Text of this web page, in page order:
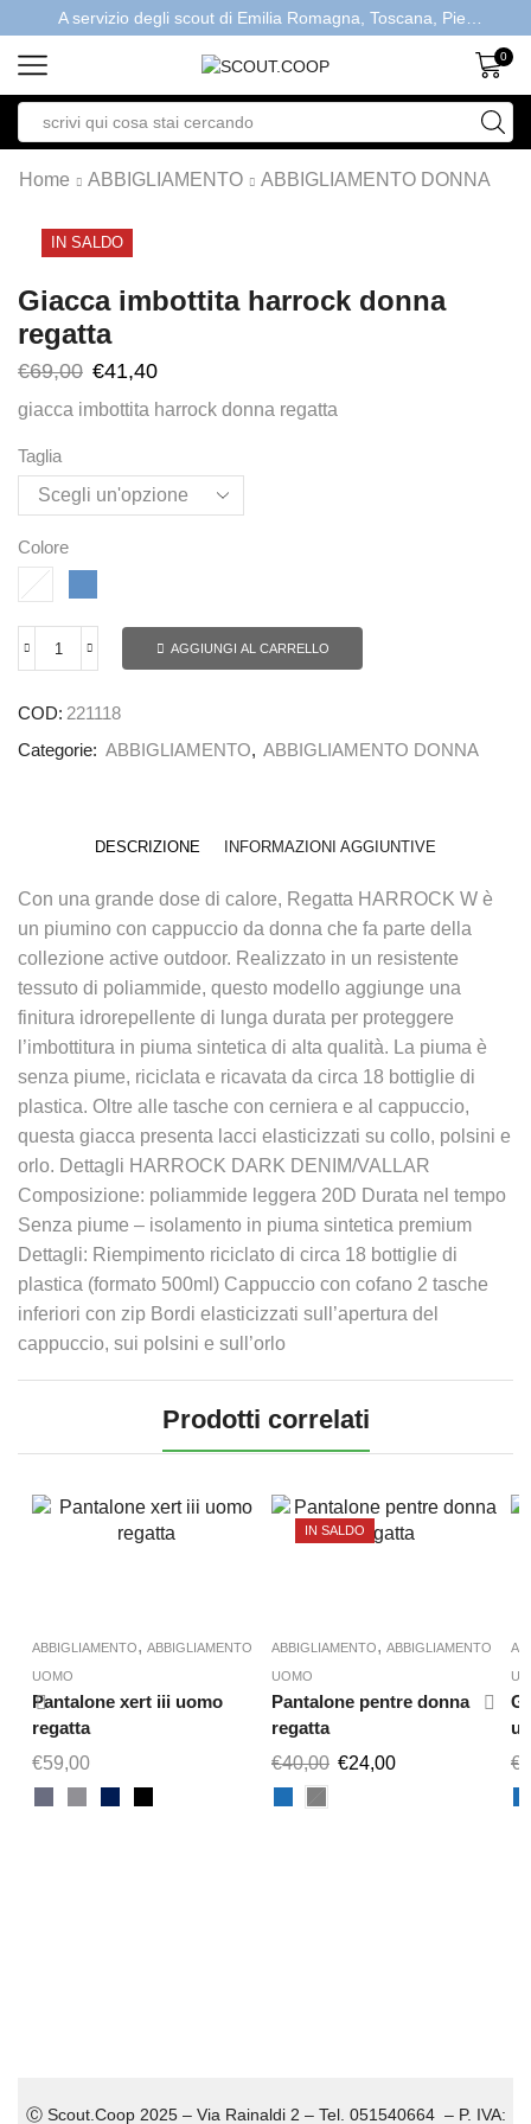
0
Home ABBIGLIAMENTO ABBIGLIAMENTO DONNA
IN SALDO
Giacca imbottita harrock donna
regatta
€69,00 €41,40
giacca imbottita harrock donna regatta
Taglia
Colore
AGGIUNGI AL CARRELLO
COD: 221118
Categorie: ABBIGLIAMENTO, ABBIGLIAMENTO DONNA
DESCRIZIONE INFORMAZIONI AGGIUNTIVE
Con una grande dose di calore, Regatta HARROCK W è
un piumino con cappuccio da donna che fa parte della
collezione active outdoor. Realizzato in un resistente
tessuto di poliammide, questo modello aggiunge una
finitura idrorepellente di lunga durata per proteggere
l’imbottitura in piuma sintetica di alta qualità. La piuma è
senza piume, riciclata e ricavata da circa 18 bottiglie di
plastica. Oltre alle tasche con cerniera e al cappuccio,
questa giacca presenta lacci elasticizzati su collo, polsini e
orlo. Dettagli HARROCK DARK DENIM/VALLAR
Composizione: poliammide leggera 20D Durata nel tempo
Senza piume – isolamento in piuma sintetica premium
Dettagli: Riempimento riciclato di circa 18 bottiglie di
plastica (formato 500ml) Cappuccio con cofano 2 tasche
inferiori con zip Bordi elasticizzati sull’apertura del
cappuccio, sui polsini e sull’orlo
Prodotti correlati
ABBIGLIAMENTO, ABBIGLIAMENTO
UOMO
Pantalone xert iii uomo
regatta
€59,00
IN SALDO
ABBIGLIAMENTO, ABBIGLIAMENTO
UOMO
Pantalone pentre donna
regatta
€40,00 €24,00 €
Ⓒ Scout.Coop 2025 – Via Rainaldi 2 – Tel. 051540664 – P. IVA: